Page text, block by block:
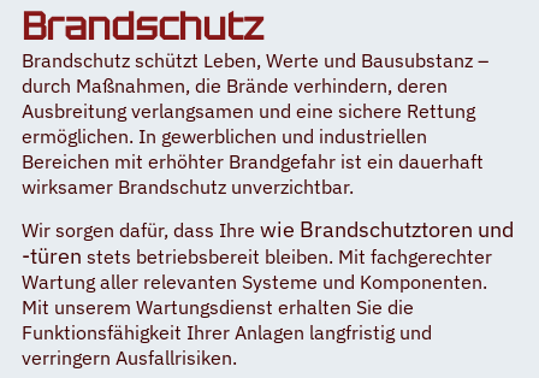
Brandschutz
Brandschutz schützt Leben, Werte und Bausubstanz –
durch Maßnahmen, die Brände verhindern, deren
Ausbreitung verlangsamen und eine sichere Rettung
ermöglichen. In gewerblichen und industriellen
Bereichen mit erhöhter Brandgefahr ist ein dauerhaft
wirksamer Brandschutz unverzichtbar.
Wir sorgen dafür, dass Ihre wie Brandschutztoren und
-türen stets betriebsbereit bleiben. Mit fachgerechter
Wartung aller relevanten Systeme und Komponenten.
Mit unserem Wartungsdienst erhalten Sie die
Funktionsfähigkeit Ihrer Anlagen langfristig und
verringern Ausfallrisiken.